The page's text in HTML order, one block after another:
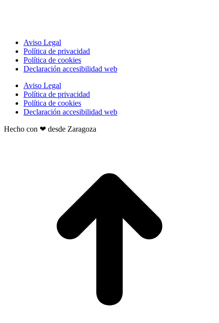
Aviso Legal
Política de privacidad
Política de cookies
Declaración accesibilidad web
Aviso Legal
Política de privacidad
Política de cookies
Declaración accesibilidad web
Hecho con ❤ desde Zaragoza